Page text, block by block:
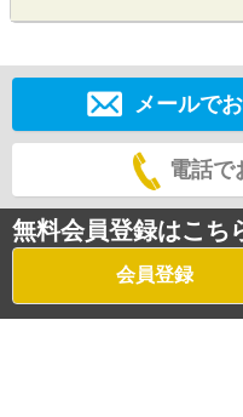
メールで
電話で
無料会員登録はこち
会員登録